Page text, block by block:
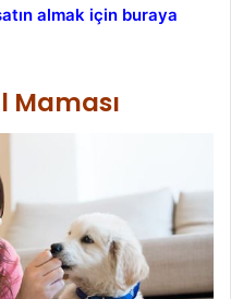
almak için buraya
Maması